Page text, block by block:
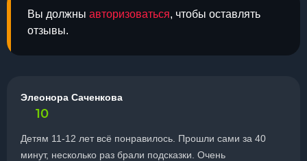
Вы должны авторизоваться, чтобы оставлять
отзывы.
Элеонора Саченкова
10
Детям 11-12 лет всё понравилось. Прошли сами за 40
минут, несколько раз брали подсказки. Очень